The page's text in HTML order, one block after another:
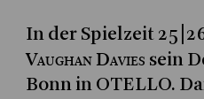
In der Spielzeit
Vaughan Davies sein
Bonn in OTELLO.